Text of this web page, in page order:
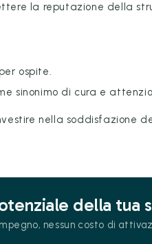
la reputazione della
ospite.
sinonimo di cura e
nella soddisfazione
della tua
nessun costo di